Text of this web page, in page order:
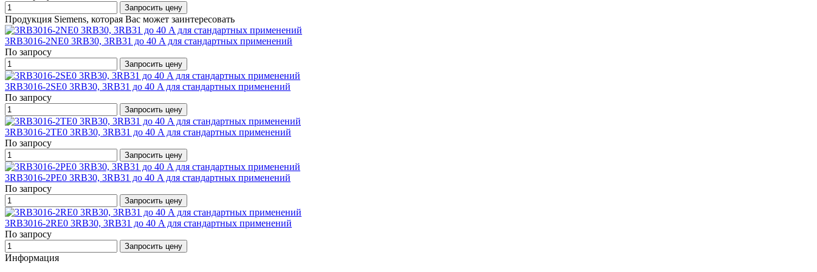
Запросить цену
Продукция Siemens, которая Вас может заинтересовать
3RB3016-2NE0 3RB30, 3RB31 до 40 A для стандартных применений
По запросу
Запросить цену
3RB3016-2SE0 3RB30, 3RB31 до 40 A для стандартных применений
По запросу
Запросить цену
3RB3016-2TE0 3RB30, 3RB31 до 40 A для стандартных применений
По запросу
Запросить цену
3RB3016-2PE0 3RB30, 3RB31 до 40 A для стандартных применений
По запросу
Запросить цену
3RB3016-2RE0 3RB30, 3RB31 до 40 A для стандартных применений
По запросу
Запросить цену
Информация